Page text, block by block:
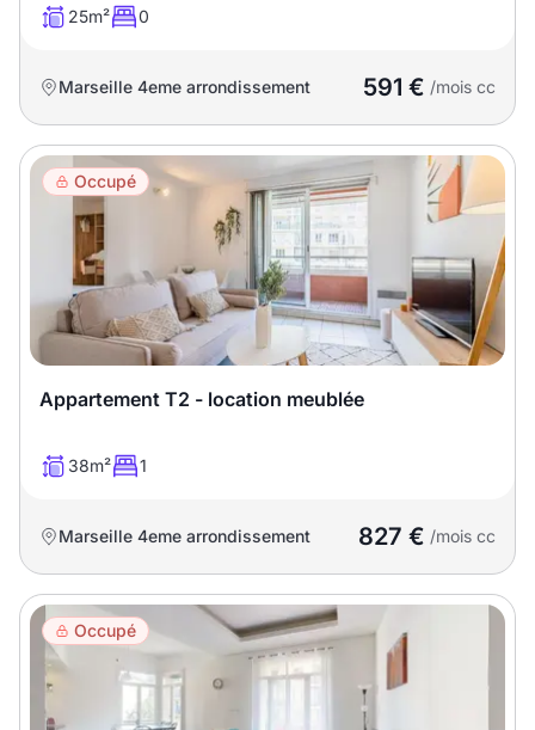
disponibles
chambres
disponibles
Espaces additionnels
Sélectionner...
Équipements des parties
communes
Ascenseur
Disponible à partir du
Promotions
25m² 0
Marseille 4eme arrondissement 591 € /mois cc
Occupé
Appartement T2 - location meublée
38m² 1
Marseille 4eme arrondissement 827 € /mois cc
Occupé